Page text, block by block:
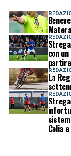
Matera
con
La
Celia